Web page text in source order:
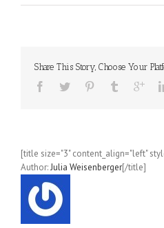
Share This Story, Choose Your
[title size="3" content_align="left"
Author:Julia Weisenberger[/title]